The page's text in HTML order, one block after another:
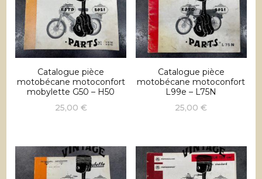
ancien
Catalogue pièce
motobécane motoconfort
mobylette G50 – H50
25,00 €
Catalogue pièce
motobécane motoconfort
L99e – L75N
25,00€